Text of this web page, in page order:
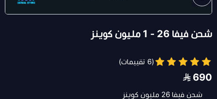
شحن فيفا 26 - 1 مليون كوينز
(6 تقييمات)
690
شحن فيفا 26 مليون كوينز